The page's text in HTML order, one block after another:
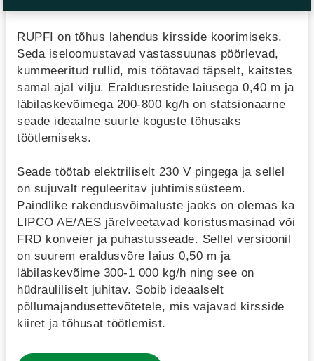
RUPFI on tõhus lahendus kirsside koorimiseks.
Seda iseloomustavad vastassuunas pöörlevad,
kummeeritud rullid, mis töötavad täpselt, kaitstes
samal ajal vilju. Eraldusrestide laiusega 0,40 m ja
läbilaskevõimega 200-800 kg/h on statsionaarne
seade ideaalne suurte koguste tõhusaks
töötlemiseks.
Seade töötab elektriliselt 230 V pingega ja sellel
on sujuvalt reguleeritav juhtimissüsteem.
Paindlike rakendusvõimaluste jaoks on olemas ka
LIPCO AE/AES järelveetavad koristusmasinad või
FRD konveier ja puhastusseade. Sellel versioonil
on suurem eraldusvõre laius 0,50 m ja
läbilaskevõime 300-1 000 kg/h ning see on
hüdrauliliselt juhitav. Sobib ideaalselt
põllumajandusettevõtetele, mis vajavad kirsside
kiiret ja tõhusat töötlemist.